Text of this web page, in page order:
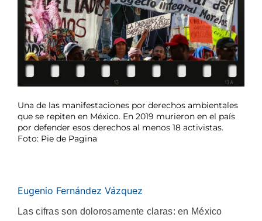
Una de las manifestaciones por derechos ambientales
que se repiten en México. En 2019 murieron en el país
por defender esos derechos al menos 18 activistas.
Foto: Pie de Pagina
Eugenio Fernández Vázquez
Las cifras son dolorosamente claras: en México